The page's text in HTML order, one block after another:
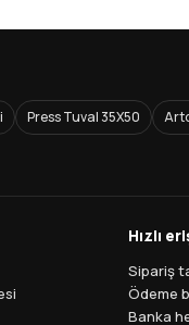
Press Tuval 35X50
Hızlı
Sipariş
Ödeme
Banka